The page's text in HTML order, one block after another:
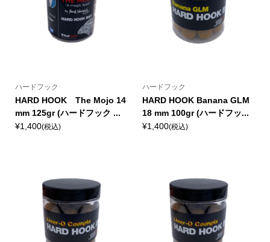
ハードフック
HARD HOOK The Mojo 14
mm 125gr (ハードフック ...
¥1,400(税込)
ハードフック
HARD HOOK Banana GLM
18 mm 100gr (ハードフッ...
¥1,400(税込)